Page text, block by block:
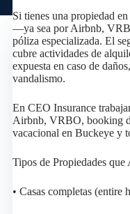
Si tienes una propiedad
—ya sea por Airbnb,
póliza especializada. El
cubre actividades de
expuesta en caso de
vandalismo.
En CEO Insurance
Airbnb, VRBO, booking
vacacional en Buckeye y
Tipos de Propiedades que
• Casas completas (entire